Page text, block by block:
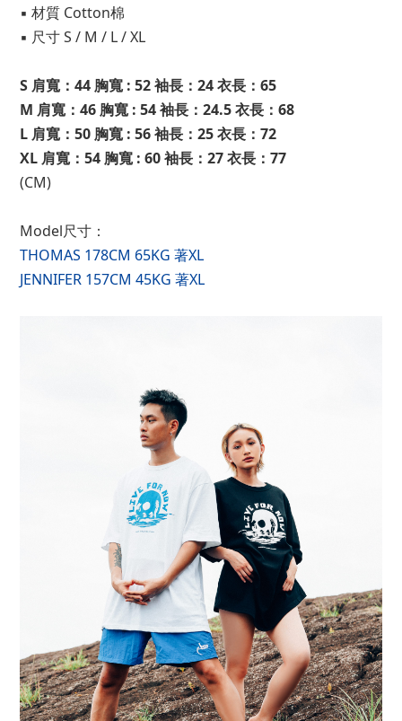
▪ 材質 Cotton棉
▪ 尺寸 S / M / L / XL
S 肩寬：44 胸寬 : 52 袖長：24 衣長：65
M 肩寬：46 胸寬 : 54 袖長：24.5 衣長：68
L 肩寬：50 胸寬 : 56 袖長：25 衣長：72
XL 肩寬：54 胸寬 : 60 袖長：27 衣長：77
(CM)
Model尺寸：
THOMAS 178CM 65KG 著XL
JENNIFER 157CM 45KG 著XL